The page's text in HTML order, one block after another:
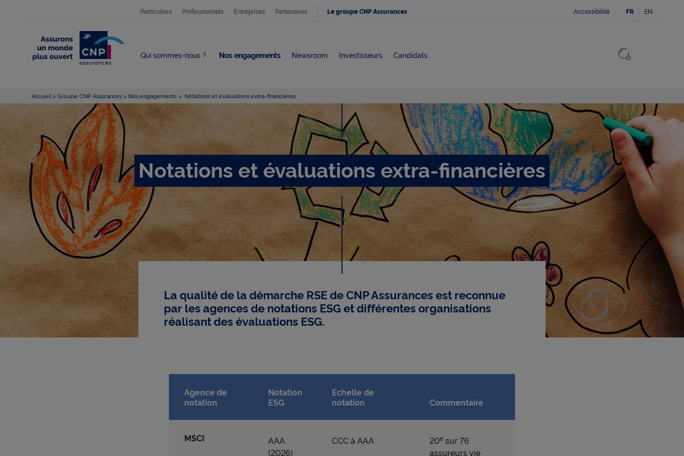
Particuliers Professionnels Entreprises Partenaires Le groupe CNP Assurances Accessibilité FR EN
Qui sommes-nous ? Nos engagements Newsroom Investisseurs Candidats
Accueil Groupe CNP Assurances Nos engagements Notations et évaluations extra-financières
N
o
t
a
t
i
n
s
Notations et évaluations extra-financières
La qualité de la démarche RSE de CNP Assurances est reconnue
par les agences de notations ESG et différentes organisations
réalisant des évaluations ESG.
Agence de
notation
Notation
ESG
Echelle de
notation
Commentaire
MSCI
AAA
(2026)
CCC à AAA 20e sur 76
assureurs vie